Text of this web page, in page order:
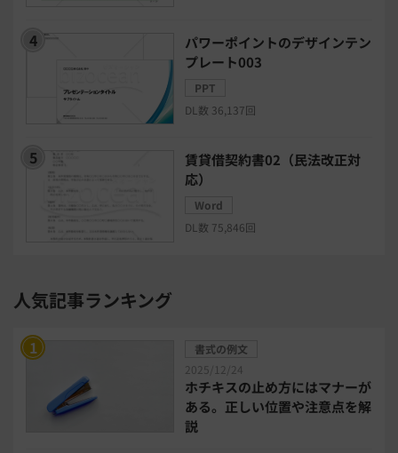
モチベーション管理システム
リモートアクセスツール
電子請求書システム 人事評価システム
給与計算システム eラーニングシステム
勤怠管理システム
健康管理システム
電子契約システム 会計業務システム
パワーポイントのデザインテン
プレート003
PPT
DL数 36,137回
賃貸借契約書02（民法改正対
応）
Word
DL数 75,846回
人気記事ランキング
書式の例文
2025/12/24
ホチキスの止め方にはマナーが
ある。正しい位置や注意点を解
説